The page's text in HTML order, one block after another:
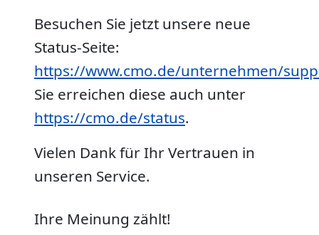
Besuchen Sie jetzt unsere neue
Status-Seite:
https://www.cmo.de/unternehmen/
Sie erreichen diese auch unter
https://cmo.de/status.
Vielen Dank für Ihr Vertrauen in
unseren Service.
Ihre Meinung zählt!